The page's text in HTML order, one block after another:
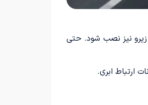
بخار قدرت و برد حرکتی 656 کیلومتر، در لینک اند کو زیرو نیز نصب شود. حتی
ارتباط ابری.